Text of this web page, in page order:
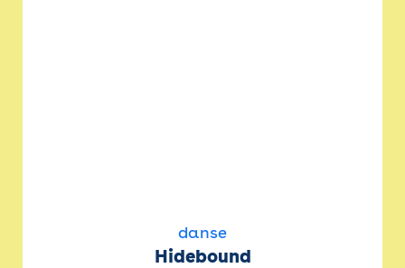
danse
Hidebound